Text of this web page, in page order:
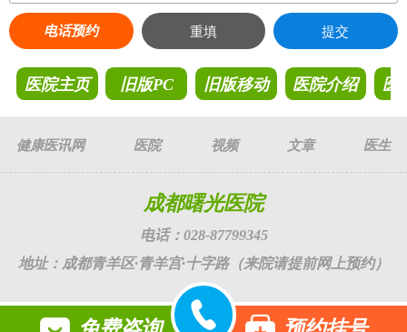
电话预约 重填 提交
医院主页 旧版PC 旧版移动 医院介绍 医
健康医讯网 医院 视频 文章 医生
成都曙光医院
电话：028-87799345
地址：成都青羊区·青羊宫·十字路（来院请提前网上预约）